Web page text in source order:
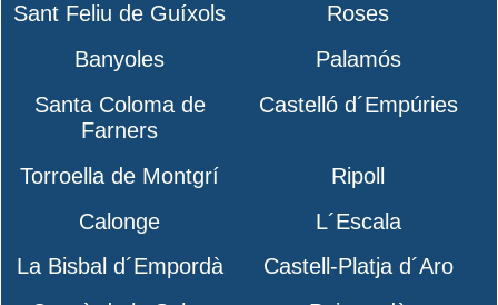
Sant Feliu de Guíxols
Roses
Banyoles
Palamós
Santa Coloma de
Farners
Castelló d´Empúries
Torroella de Montgrí
Ripoll
Calonge
L´Escala
La Bisbal d´Empordà
Castell-Platja d´Aro